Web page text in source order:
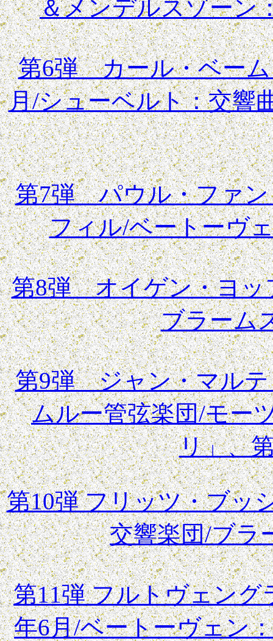
＆メンデルスゾーン
第6弾 カール・ベーム
月/シューベルト：交響
第7弾 パウル・ファン
フィル/ベートーヴ
第8弾 オイゲン・ヨッ
ブラーム
第9弾 ジャン・マルテ
ムルー管弦楽団/モー
リ」、
第10弾 フリッツ・ブッ
交響楽団/ブラ
第11弾 フルトヴェング
年6月/ベートーヴェン